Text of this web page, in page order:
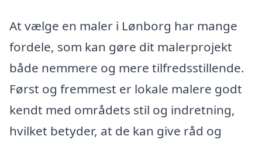
At vælge en maler i Lønborg har mange
fordele, som kan gøre dit malerprojekt
både nemmere og mere tilfredsstillende.
Først og fremmest er lokale malere godt
kendt med områdets stil og indretning,
hvilket betyder, at de kan give råd og